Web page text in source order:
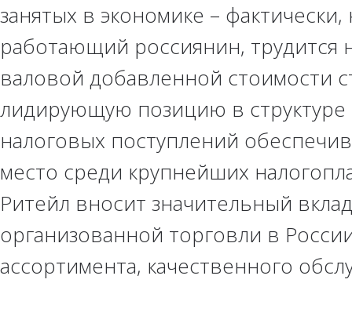
занятых в экономике –
работающий россиянин, трудится
валовой добавленной стоимости
лидирующую позицию в структуре
налоговых поступлений
место среди крупнейших
Ритейл вносит значительный
организованной торговли в
ассортимента, качественного